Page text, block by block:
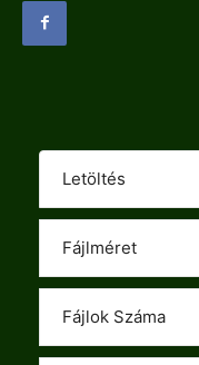
Letöltés
Fájlméret
Fájlok Száma